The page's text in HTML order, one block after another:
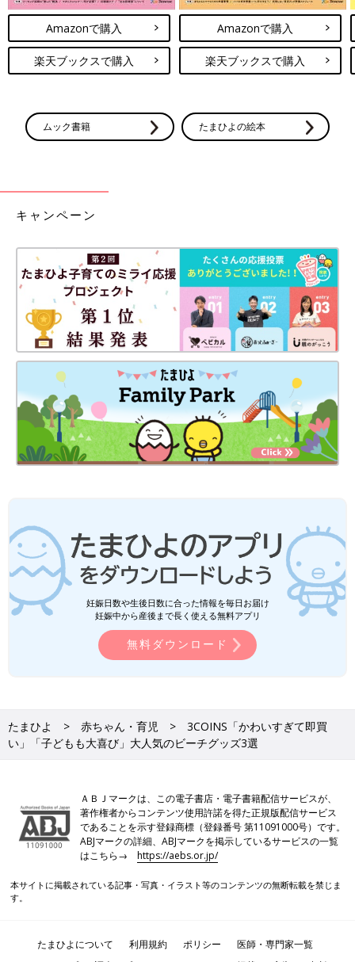
Amazonで購入
楽天ブックスで購入
Amazonで購入
楽天ブックスで購入
ムック書籍 たまひよの絵本
キャンペーン
妊娠日数や生後日数に合った情報を毎日お届け
妊娠中から産後まで長く使える無料アプリ
無料ダウンロード
たまひよ 赤ちゃん・育児
3COINS「かわいすぎて即買
い」「子どもも大喜び」大人気のビーチグッズ3選
ＡＢＪマークは、この電子書店・電子書籍配信サービスが、
著作権者からコンテンツ使用許諾を得た正規版配信サービス
であることを示す登録商標（登録番号 第11091000号）です。
ABJマークの詳細、ABJマークを掲示しているサービスの一覧
はこちら→https://aebs.or.jp/
本サイトに掲載されている記事・写真・イラスト等のコンテンツの無断転載を禁じま
す。
たまひよについて 利用規約 ポリシー
医師・専門家一覧